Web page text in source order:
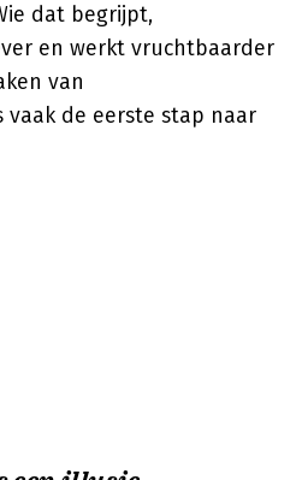
dat begrijpt,
en werkt vruchtbaarder
van
vaak de eerste stap naar